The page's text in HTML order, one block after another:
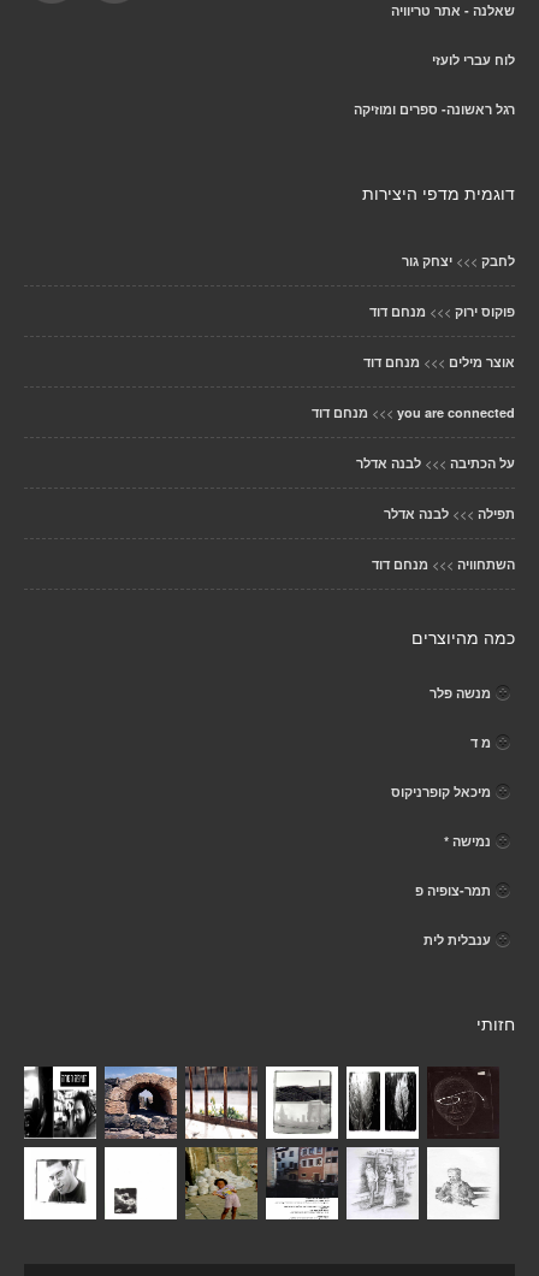
שאלנה - אתר טריוויה
לוח עברי לועזי
רגל ראשונה- ספרים ומוזיקה
דוגמית מדפי היצירות
לחבק >>> יצחק גור
פוקוס ירוק >>> מנחם דוד
אוצר מילים >>> מנחם דוד
you are connected
>>> מנחם דוד
על הכתיבה >>> לבנה אדלר
תפילה >>> לבנה אדלר
השתחוויה >>> מנחם דוד
כמה מהיוצרים
מנשה פלר
מ ד
מיכאל קופרניקוס
נמישה *
תמר-צופיה פ
ענבלית לית
חזותי